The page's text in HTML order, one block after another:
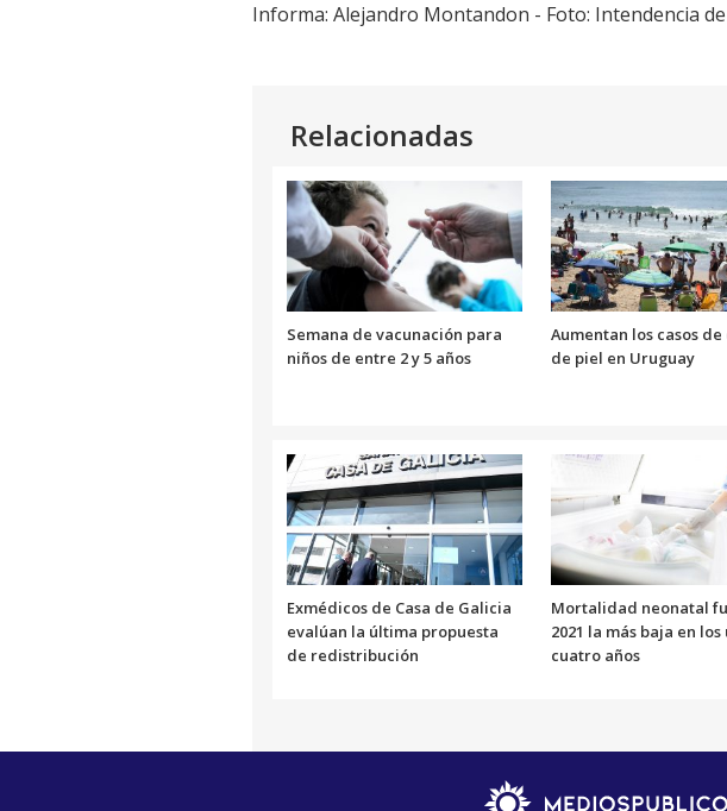
Informa: Alejandro Montandon - Foto: Intendencia
Relacionadas
Semana de vacunación para
niños de entre 2 y 5 años
Aumentan los casos
de piel en Uruguay
Exmédicos de Casa de Galicia
evalúan la última propuesta
de redistribución
Mortalidad neonatal
2021 la más baja en
cuatro años